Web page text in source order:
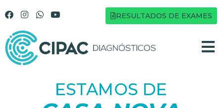
RESULTADOS DE EXAMES
ESTAMOS DE